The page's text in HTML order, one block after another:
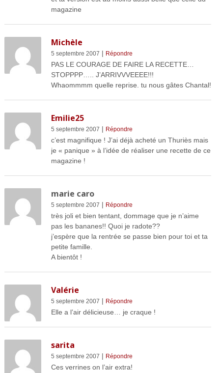
magazine
Michèle
5 septembre 2007 | Répondre
PAS LE COURAGE DE FAIRE LA RECETTE…
STOPPPP….. J’ARRIVVVEEEE!!!
Whaommmm quelle reprise. tu nous gâtes Chantal!
Emilie25
5 septembre 2007 | Répondre
c’est magnifique ! J’ai déjà acheté un Thuriès mais
je « panique » à l’idée de réaliser une recette de ce
magazine !
marie caro
5 septembre 2007 | Répondre
très joli et bien tentant, dommage que je n’aime
pas les bananes!! Quoi je radote??
j’espère que la rentrée se passe bien pour toi et ta
petite famille.
A bientôt !
Valérie
5 septembre 2007 | Répondre
Elle a l’air délicieuse… je craque !
sarita
5 septembre 2007 | Répondre
Ces verrines on l’air extra!